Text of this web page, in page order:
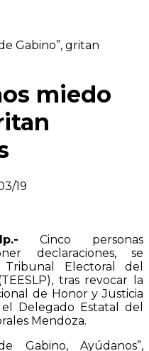
Gabino”, gritan
miedo
19
Cinco personas
declaraciones, se
Electoral del
tras revocar la
de Honor y Justicia
Delegado Estatal del
Mendoza.
Gabino, Ayúdanos”,